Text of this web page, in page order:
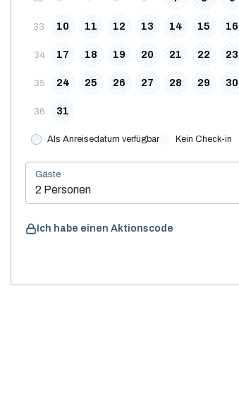
33 10 11 12 13 14 15 16
34 17 18 19 20 21 22 23
35 24 25 26 27 28 29 30
36 31
Als Anreisedatum verfügbar Kein Check-in
Gäste
2 Personen
Ich habe einen Aktionscode